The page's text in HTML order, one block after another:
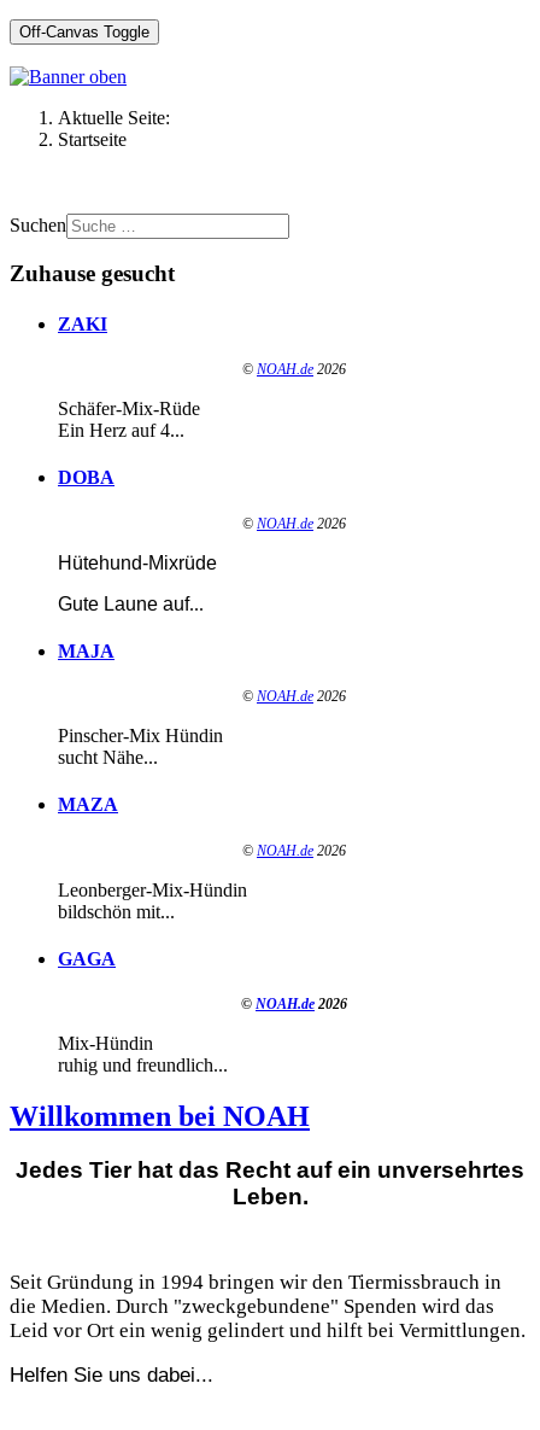
Off-Canvas Toggle
Aktuelle Seite:
Startseite
Suchen
Zuhause gesucht
ZAKI
© NOAH.de 2026
Schäfer-Mix-Rüde
Ein Herz auf 4...
DOBA
© NOAH.de 2026
Hütehund-Mixrüde
Gute Laune auf...
MAJA
© NOAH.de 2026
Pinscher-Mix Hündin
sucht Nähe...
MAZA
© NOAH.de 2026
Leonberger-Mix-Hündin
bildschön mit...
GAGA
© NOAH.de 2026
Mix-Hündin
ruhig und freundlich...
Willkommen bei NOAH
Jedes Tier hat das Recht auf ein unversehrtes
Leben.
Seit Gründung in 1994 bringen wir den Tiermissbrauch in
die Medien. Durch "zweckgebundene" Spenden wird das
Leid vor Ort ein wenig gelindert und hilft bei Vermittlungen.
Helfen Sie uns dabei...